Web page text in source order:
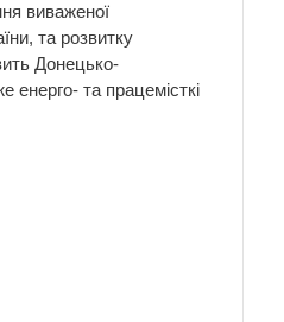
виваженої
та розвитку
Донецько-
енерго- та працемісткі